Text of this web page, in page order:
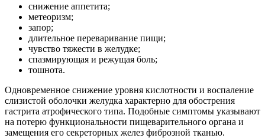
снижение аппетита;
метеоризм;
запор;
длительное переваривание пищи;
чувство тяжести в желудке;
спазмирующая и режущая боль;
тошнота.
Одновременное снижение уровня кислотности и воспаление
слизистой оболочки желудка характерно для обострения
гастрита атрофического типа. Подобные симптомы указывают
на потерю функциональности пищеварительного органа и
замещения его секреторных желез фиброзной тканью.